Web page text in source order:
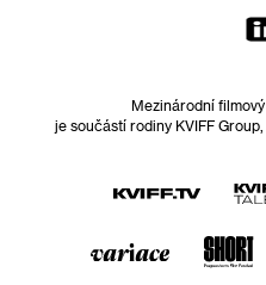
Mezinárodní
je součástí rodiny KVIFF